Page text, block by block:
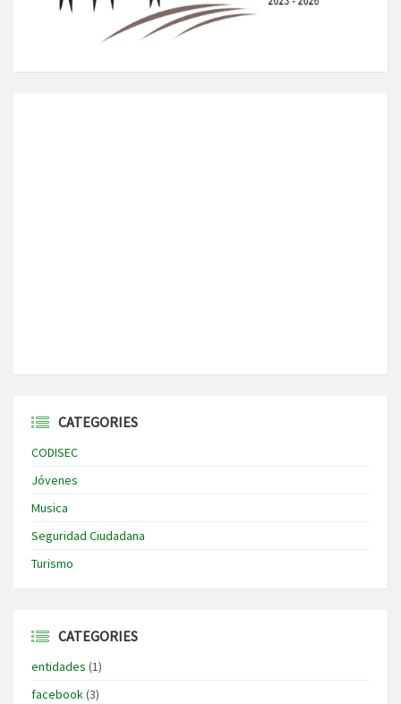
CATEGORIES
CODISEC
Jóvenes
Musica
Seguridad Ciudadana
Turismo
CATEGORIES
entidades (1)
facebook(3)